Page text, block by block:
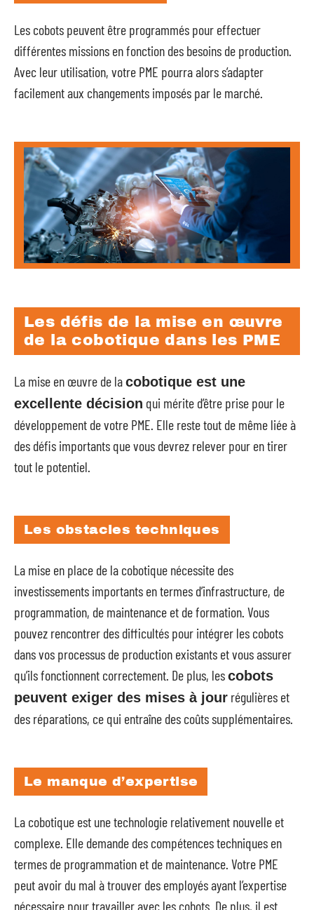
Les cobots peuvent être programmés pour effectuer
différentes missions en fonction des besoins de production.
Avec leur utilisation, votre PME pourra alors s’adapter
facilement aux changements imposés par le marché.
Les défis de la mise en œuvre
de la cobotique dans les PME
La mise en œuvre de lacobotique est une
excellente décision qui mérite d’être prise pour le
développement de votre PME. Elle reste tout de même liée à
des défis importants que vous devrez relever pour en tirer
tout le potentiel.
Les obstacles techniques
La mise en place de la cobotique nécessite des
investissements importants en termes d’infrastructure, de
programmation, de maintenance et de formation. Vous
pouvez rencontrer des difficultés pour intégrer les cobots
dans vos processus de production existants et vous assurer
qu’ils fonctionnent correctement. De plus, lescobots
peuvent exiger des mises à jour régulières et
des réparations, ce qui entraîne des coûts supplémentaires.
Le manque d’expertise
La cobotique est une technologie relativement nouvelle et
complexe. Elle demande des compétences techniques en
termes de programmation et de maintenance. Votre PME
peut avoir du mal à trouver des employés ayant l’expertise
nécessaire pour travailler avec les cobots. De plus, il est